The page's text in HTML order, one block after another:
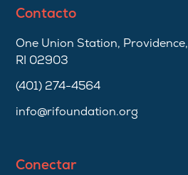
Contacto
One Union Station, Providence,
RI 02903
(401) 274-4564
info@rifoundation.org
Conectar